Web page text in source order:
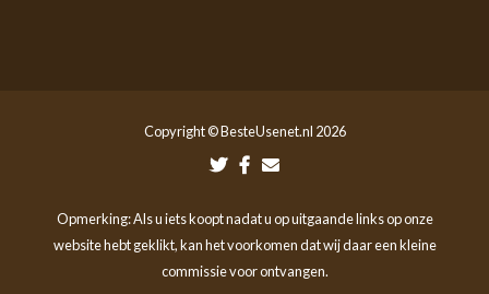
Copyright © BesteUsenet.nl 2026
Opmerking: Als u iets koopt nadat u op uitgaande links op onze
website hebt geklikt, kan het voorkomen dat wij daar een kleine
commissie voor ontvangen.